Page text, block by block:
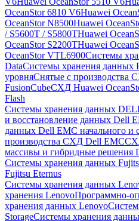
OceanStor 6810 V6Huawei
OceanStor N8500Huawei
/ S5600T / S5800THuawei
OceanStor S2200THuawei
OceanStor VTL6900Системы
DataСистемы хранения данных
уровняСнятые с производства
FusionCubeСХД Huawei
Flash
Системы хранения данных
и восстановление данных Dell
данных Dell EMC начального и
производства СХД Dell EMC
массивы и гибридные решения
Системы хранения данных
Fujitsu Eternus
Системы хранения данных
хранения LenovoПрограммно-
хранения данных Lenovo
StorageСистемы хранения